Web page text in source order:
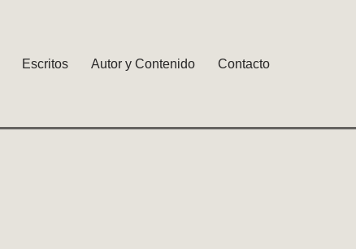
Escritos Autor y Contenido Contacto